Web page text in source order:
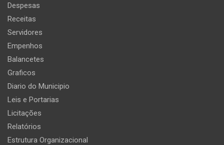
Despesas
Receitas
Servidores
Empenhos
Balancetes
Graficos
Diario do Municipio
Leis e Portarias
Licitações
Relatórios
Estrutura Organizacional